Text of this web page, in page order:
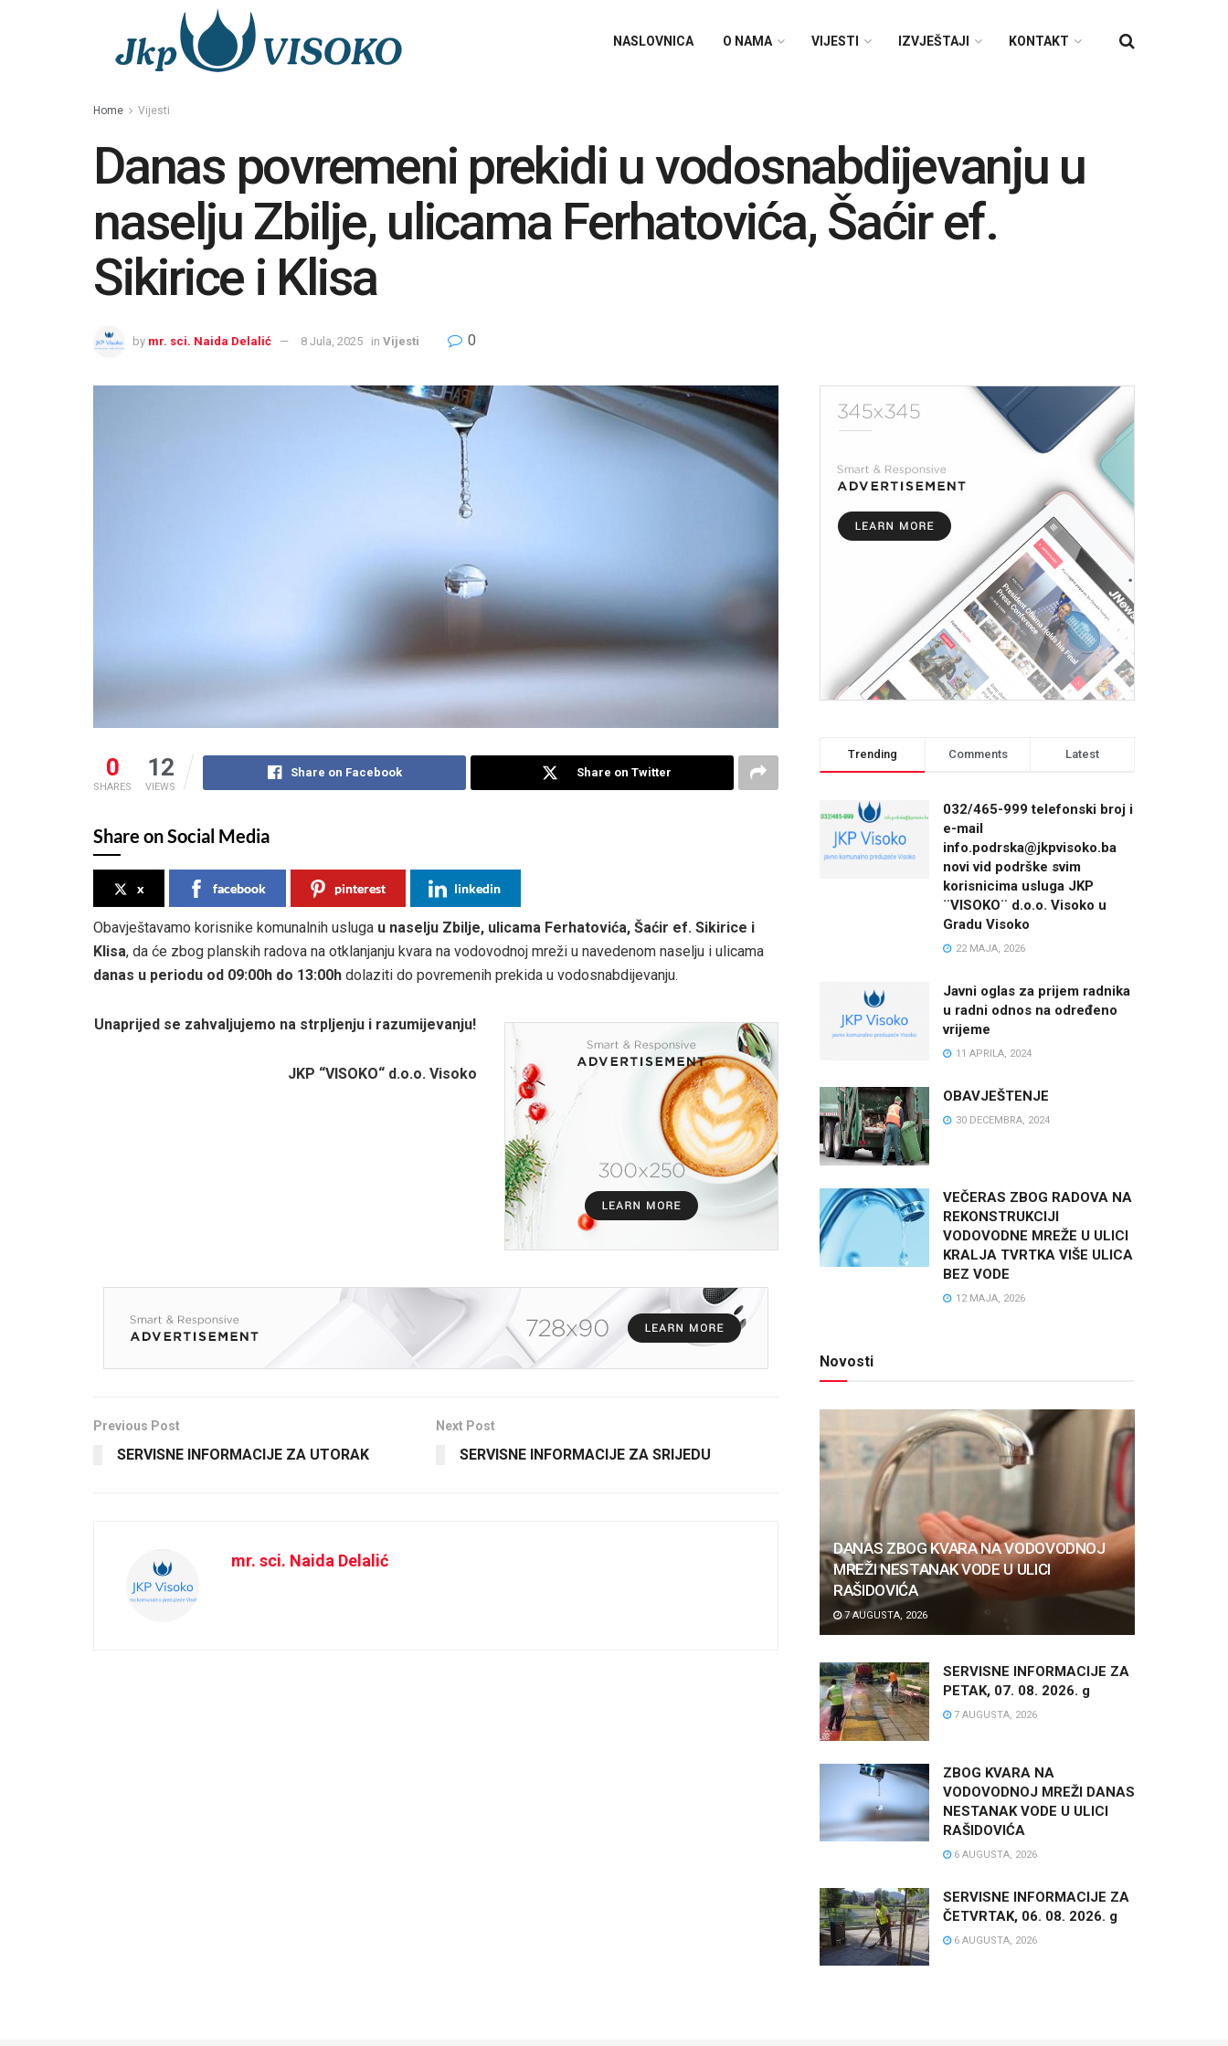
NASLOVNICA O NAMA VIJESTI IZVJEŠTAJI KONTAKT
Home Vijesti
Danas povremeni prekidi u vodosnabdijevanju u
naselju Zbilje, ulicama Ferhatovića, Šaćir ef.
Sikirice i Klisa
by mr. sci. Naida Delalić 8 Jula, 2025 in Vijesti 0
0
SHARES
12
VIEWS
Share on Facebook Share on Twitter
Share on Social Media
x facebook pinterest linkedin
Obavještavamo korisnike komunalnih usluga u naselju Zbilje, ulicama Ferhatovića, Šaćir ef. Sikirice i
Klisa, da će zbog planskih radova na otklanjanju kvara na vodovodnoj mreži u navedenom naselju i ulicama
danas u periodu od 09:00h do 13:00h dolaziti do povremenih prekida u vodosnabdijevanju.
Unaprijed se zahvaljujemo na strpljenju i razumijevanju!
JKP “VISOKO“ d.o.o. Visoko
Previous Post
SERVISNE INFORMACIJE ZA UTORAK
Next Post
SERVISNE INFORMACIJE ZA SRIJEDU
mr. sci. Naida Delalić
Trending Comments Latest
032/465-999 telefonski broj i
e-mail
info.podrska@jkpvisoko.ba
novi vid podrške svim
korisnicima usluga JKP
¨VISOKO¨ d.o.o. Visoko u
Gradu Visoko
22 MAJA, 2026
Javni oglas za prijem radnika
u radni odnos na određeno
vrijeme
11 APRILA, 2024
OBAVJEŠTENJE
30 DECEMBRA, 2024
VEČERAS ZBOG RADOVA NA
REKONSTRUKCIJI
VODOVODNE MREŽE U ULICI
KRALJA TVRTKA VIŠE ULICA
BEZ VODE
12 MAJA, 2026
Novosti
DANAS ZBOG KVARA NA VODOVODNOJ
MREŽI NESTANAK VODE U ULICI
RAŠIDOVIĆA
7 AUGUSTA, 2026
SERVISNE INFORMACIJE ZA
PETAK, 07. 08. 2026. g
7 AUGUSTA, 2026
ZBOG KVARA NA
VODOVODNOJ MREŽI DANAS
NESTANAK VODE U ULICI
RAŠIDOVIĆA
6 AUGUSTA, 2026
SERVISNE INFORMACIJE ZA
ČETVRTAK, 06. 08. 2026. g
6 AUGUSTA, 2026